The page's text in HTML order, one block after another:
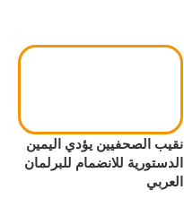
نقيب الصحفيين يؤدي اليمين
الدستورية للانضمام للبرلمان
العربي